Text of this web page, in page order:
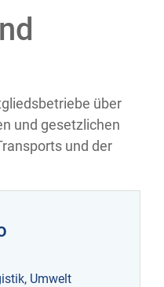
über
und gesetzlichen
und der
Umwelt